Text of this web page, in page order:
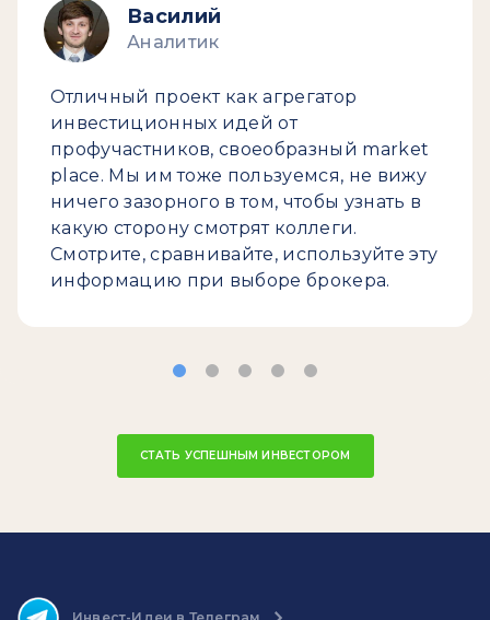
Василий
Аналитик
Отличный проект как агрегатор
инвестиционных идей от
профучастников, своеобразный market
place. Мы им тоже пользуемся, не вижу
ничего зазорного в том, чтобы узнать в
какую сторону смотрят коллеги.
Смотрите, сравнивайте, используйте эту
информацию при выборе брокера.
СТАТЬ УСПЕШНЫМ ИНВЕСТОРОМ